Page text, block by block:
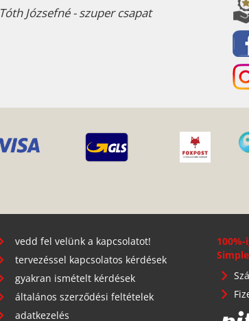
Tóth Józsefné - szuper csapat
vedd fel velünk a kapcsolatot!
tervezéssel kapcsolatos kérdések
gyakran ismételt kérdések
általános szerződési feltételek
adatkezelés